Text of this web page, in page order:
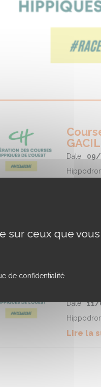
Date :
Lire la
Fête
Lire la
Date :11/
Lire la
sur ceux que vous
de confidentialité